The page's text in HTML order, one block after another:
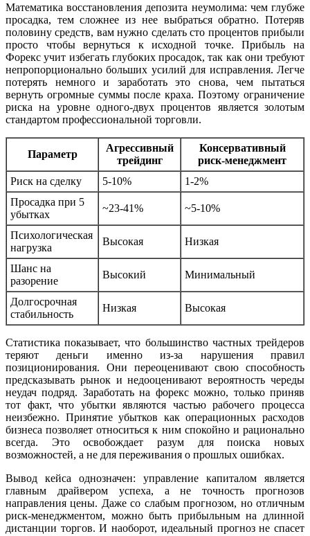
Математика восстановления депозита неумолима: чем глубже
просадка, тем сложнее из нее выбраться обратно. Потеряв
половину средств, вам нужно сделать сто процентов прибыли
просто чтобы вернуться к исходной точке. Прибыль на
Форекс учит избегать глубоких просадок, так как они требуют
непропорционально больших усилий для исправления. Легче
потерять немного и заработать это снова, чем пытаться
вернуть огромные суммы после краха. Поэтому ограничение
риска на уровне одного-двух процентов является золотым
стандартом профессиональной торговли.
Параметр
Агрессивный
трейдинг
Консервативный
риск-менеджмент
Риск на сделку
5-10%
1-2%
Просадка при 5
убытках
~23-41% ~5-10%
Психологическая
нагрузка
Высокая Низкая
Шанс на
разорение
Высокий Минимальный
Долгосрочная
стабильность
Низкая Высокая
Статистика показывает, что большинство частных трейдеров
теряют деньги именно из-за нарушения правил
позиционирования. Они переоценивают свою способность
предсказывать рынок и недооценивают вероятность череды
неудач подряд. Заработать на форекс можно, только приняв
тот факт, что убытки являются частью рабочего процесса
неизбежно. Принятие убытков как операционных расходов
бизнеса позволяет относиться к ним спокойно и рационально
всегда. Это освобождает разум для поиска новых
возможностей, а не для переживания о прошлых ошибках.
Вывод кейса однозначен: управление капиталом является
главным драйвером успеха, а не точность прогнозов
направления цены. Даже со слабым прогнозом, но отличным
риск-менеджментом, можно быть прибыльным на длинной
дистанции торгов. И наоборот, идеальный прогноз не спасет